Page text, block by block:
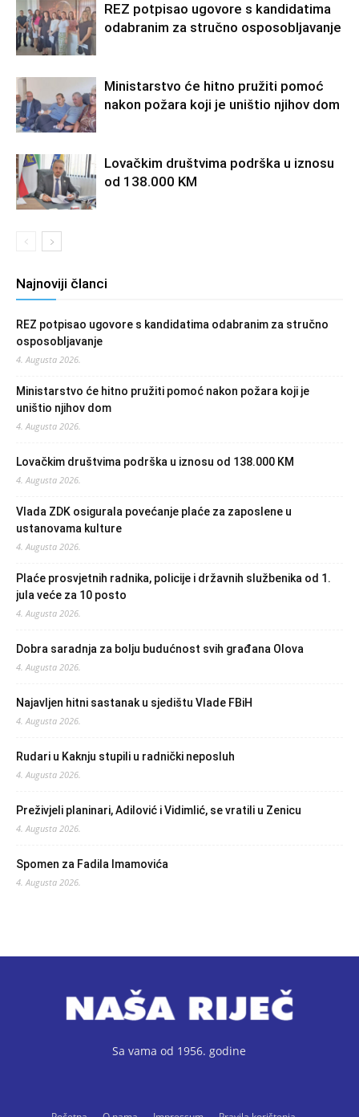
REZ potpisao ugovore s kandidatima
odabranim za stručno osposobljavanje
Ministarstvo će hitno pružiti pomoć
nakon požara koji je uništio njihov dom
Lovačkim društvima podrška u iznosu
od 138.000 KM
Najnoviji članci
REZ potpisao ugovore s kandidatima odabranim za stručno
osposobljavanje
4. Augusta 2026.
Ministarstvo će hitno pružiti pomoć nakon požara koji je
uništio njihov dom
4. Augusta 2026.
Lovačkim društvima podrška u iznosu od 138.000 KM
4. Augusta 2026.
Vlada ZDK osigurala povećanje plaće za zaposlene u
ustanovama kulture
4. Augusta 2026.
Plaće prosvjetnih radnika, policije i državnih službenika od 1.
jula veće za 10 posto
4. Augusta 2026.
Dobra saradnja za bolju budućnost svih građana Olova
4. Augusta 2026.
Najavljen hitni sastanak u sjedištu Vlade FBiH
4. Augusta 2026.
Rudari u Kaknju stupili u radnički neposluh
4. Augusta 2026.
Preživjeli planinari, Adilović i Vidimlić, se vratili u Zenicu
4. Augusta 2026.
Spomen za Fadila Imamovića
4. Augusta 2026.
Sa vama od 1956. godine